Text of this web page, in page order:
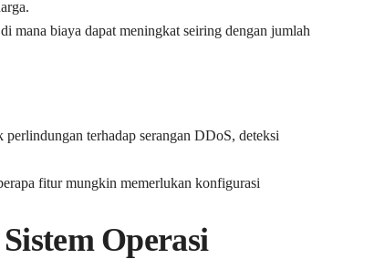
mana biaya dapat meningkat seiring dengan jumlah
terhadap serangan DDoS, deteksi
fitur mungkin memerlukan konfigurasi
Operasi